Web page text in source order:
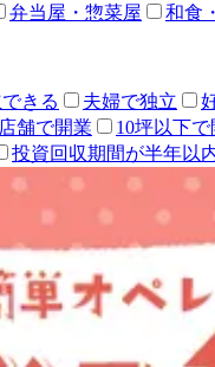
弁当屋・惣菜屋 和食
きる 夫婦で独立
舗で開業 10坪以下で
投資回収期間が半年以